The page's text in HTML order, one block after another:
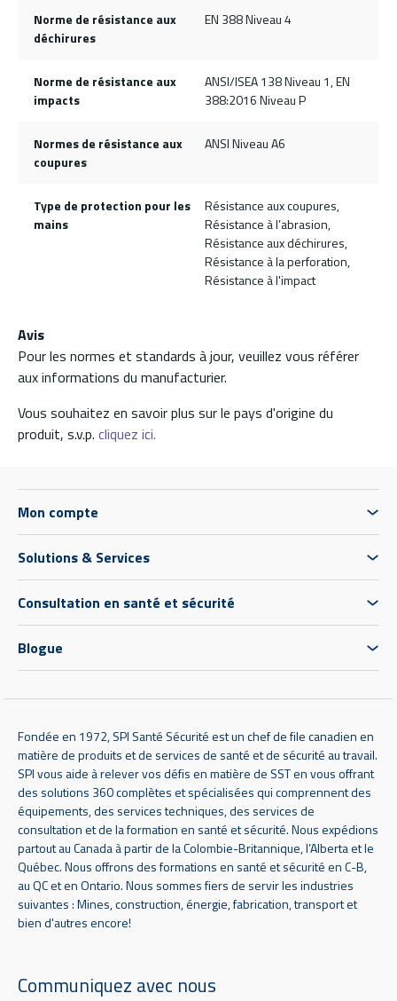
Norme de résistance aux
déchirures
EN 388 Niveau 4
Norme de résistance aux
impacts
ANSI/ISEA 138 Niveau 1, EN
388:2016 Niveau P
Normes de résistance aux
coupures
ANSI Niveau A6
Type de protection pour les
mains
Résistance aux coupures,
Résistance à l’abrasion,
Résistance aux déchirures,
Résistance à la perforation,
Résistance à l'impact
Avis
Pour les normes et standards à jour, veuillez vous référer
aux informations du manufacturier.
Vous souhaitez en savoir plus sur le pays d'origine du
produit, s.v.p. cliquez ici.
Mon compte
Solutions & Services
Consultation en santé et sécurité
Blogue
Fondée en 1972, SPI Santé Sécurité est un chef de file canadien en
matière de produits et de services de santé et de sécurité au travail.
SPI vous aide à relever vos défis en matière de SST en vous offrant
des solutions 360 complètes et spécialisées qui comprennent des
équipements, des services techniques, des services de
consultation et de la formation en santé et sécurité. Nous expédions
partout au Canada à partir de la Colombie-Britannique, l’Alberta et le
Québec. Nous offrons des formations en santé et sécurité en C-B,
au QC et en Ontario. Nous sommes fiers de servir les industries
suivantes : Mines, construction, énergie, fabrication, transport et
bien d'autres encore!
Communiquez avec nous